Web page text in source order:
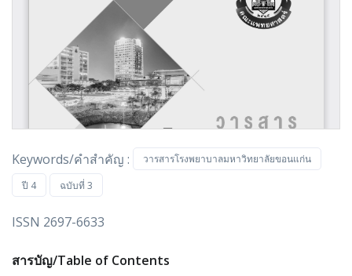
Keywords/คำสำคัญ :
วารสารโรงพยาบาลมหาวิทยาลัยขอนแก่น
ปี 4
ฉบับที่ 3
ISSN 2697-6633
สารบัญ/Table of Contents